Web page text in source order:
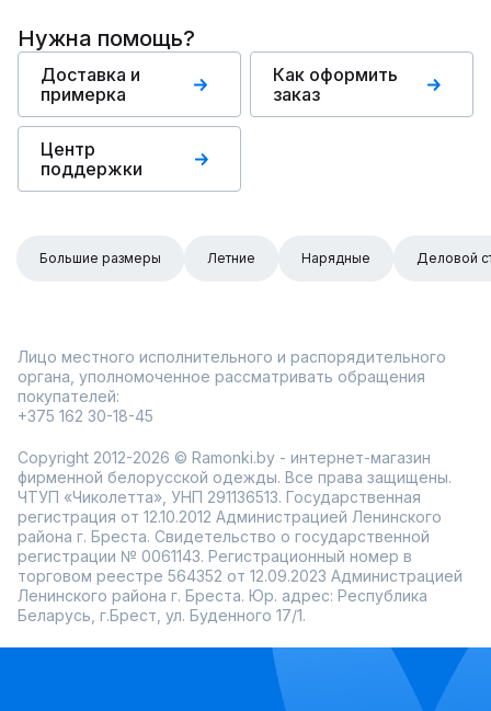
Нужна помощь?
Доставка и
примерка
Как оформить
заказ
Центр
поддержки
Большие размеры Летние Нарядные Деловой
Лицо местного исполнительного и распорядительного
органа, уполномоченное рассматривать обращения
покупателей:
+375 162 30-18-45
Copyright 2012-2026 © Ramonki.by - интернет-магазин
фирменной белорусской одежды. Все права защищены.
ЧТУП «Чиколетта», УНП 291136513. Государственная
регистрация от 12.10.2012 Администрацией Ленинского
района г. Бреста. Свидетельство о государственной
регистрации № 0061143. Регистрационный номер в
торговом реестре 564352 от 12.09.2023 Администрацией
Ленинского района г. Бреста. Юр. адрес: Республика
Беларусь, г.Брест, ул. Буденного 17/1.